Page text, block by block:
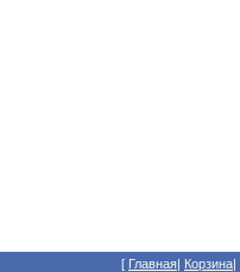
[ Главная| Корзина|